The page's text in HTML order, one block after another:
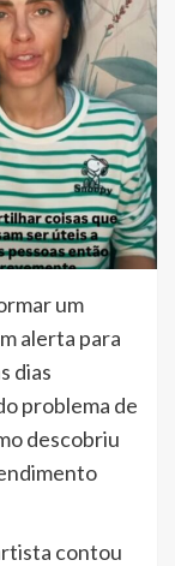
um
alerta para
dias
problema de
descobriu
contou